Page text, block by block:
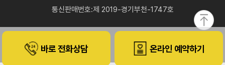
바로 전화상담 온라인 예약하기
통신판매번호:제 2019-경기부천-1747호